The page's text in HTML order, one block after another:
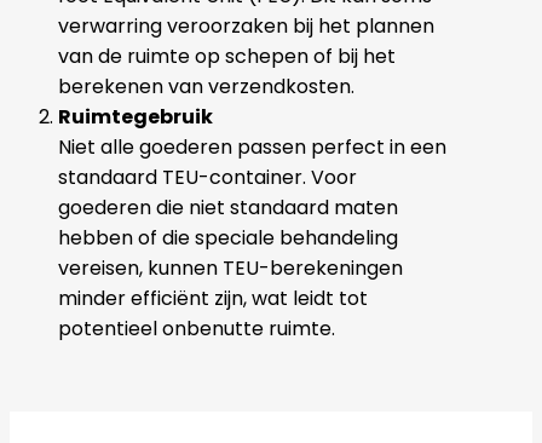
verwarring veroorzaken bij het plannen
van de ruimte op schepen of bij het
berekenen van verzendkosten.
Ruimtegebruik
Niet alle goederen passen perfect in een
standaard TEU-container. Voor
goederen die niet standaard maten
hebben of die speciale behandeling
vereisen, kunnen TEU-berekeningen
minder efficiënt zijn, wat leidt tot
potentieel onbenutte ruimte.